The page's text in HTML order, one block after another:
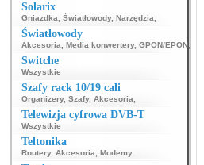
Solarix
Gniazdka Światłowody, Narzędzia
Światłowody
Akcesoria Media konwertery, GPON/EPON
Switche
Wszystkie
Szafy rack 10/19 cali
Organizery, Szafy, Akcesoria
Telewizja cyfrowa DVB-T
Wszystkie
Teltonika
Routery, Akcesoria Modemy,